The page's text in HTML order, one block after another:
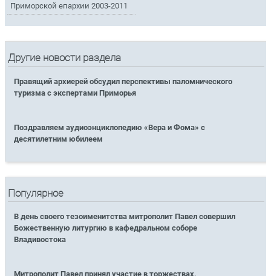
Приморской епархии 2003-2011
Другие новости раздела
Правящий архиерей обсудил перспективы паломнического
туризма с экспертами Приморья
Поздравляем аудиоэнциклопедию «Вера и Фома» с
десятилетним юбилеем
Популярное
В день своего тезоименитства митрополит Павел совершил
Божественную литургию в кафедральном соборе
Владивостока
Митрополит Павел принял участие в торжествах,